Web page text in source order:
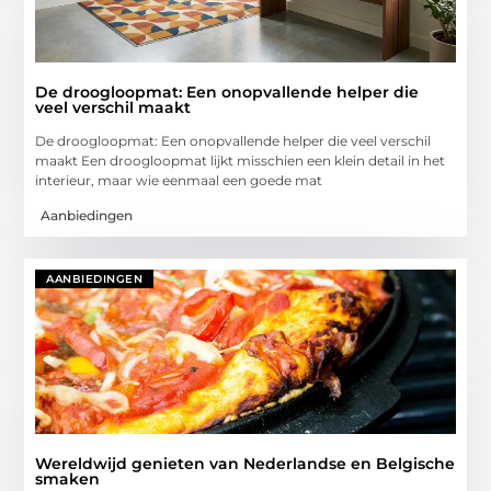
De droogloopmat: Een onopvallende helper die
veel verschil maakt
De droogloopmat: Een onopvallende helper die veel verschil
maakt Een droogloopmat lijkt misschien een klein detail in het
interieur, maar wie eenmaal een goede mat
Aanbiedingen
AANBIEDINGEN
Wereldwijd genieten van Nederlandse en Belgische
smaken